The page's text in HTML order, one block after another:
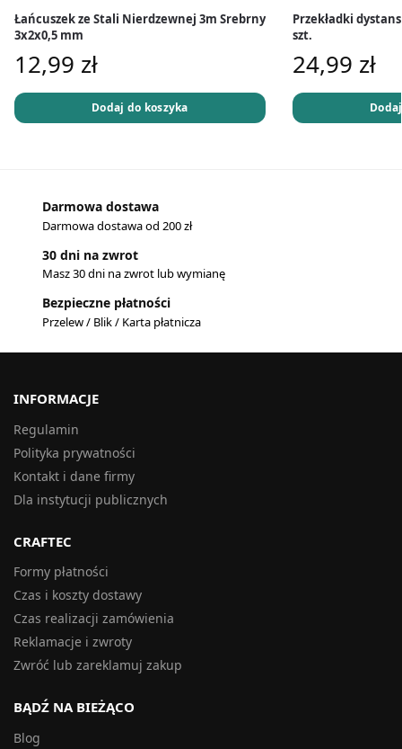
Łańcuszek ze Stali Nierdzewnej 3m Srebrny
3x2x0,5 mm
12,99 zł
Dodaj do koszyka
Przekładki
szt.
24,99 zł
Darmowa dostawa
Darmowa dostawa od 200 zł
30 dni na zwrot
Masz 30 dni na zwrot lub wymianę
Bezpieczne płatności
Przelew / Blik / Karta płatnicza
INFORMACJE
Regulamin
Polityka prywatności
Kontakt i dane firmy
Dla instytucji publicznych
CRAFTEC
Formy płatności
Czas i koszty dostawy
Czas realizacji zamówienia
Reklamacje i zwroty
Zwróć lub zareklamuj zakup
BĄDŹ NA BIEŻĄCO
Blog